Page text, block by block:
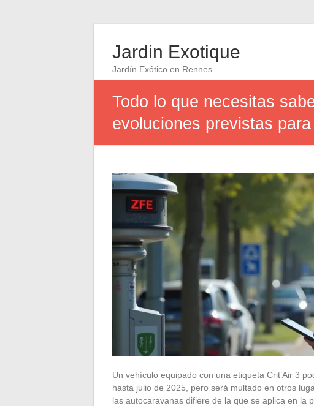
Jardin Exotique
Jardín Exótico en Rennes
Todo lo que necesitas
evoluciones previstas
Un vehículo equipado con una etiqueta Crit’Air 3
hasta julio de 2025, pero será multado en otros
las autocaravanas difiere de la que se aplica en la